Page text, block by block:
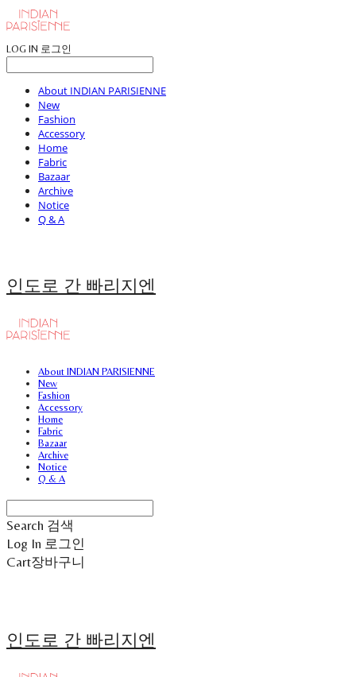
LOG IN 로그인
About INDIAN PARISIENNE
New
Fashion
Accessory
Home
Fabric
Bazaar
Archive
Notice
Q & A
인도로 간 빠리지엔
About INDIAN PARISIENNE
New
Fashion
Accessory
Home
Fabric
Bazaar
Archive
Notice
Q & A
Search 검색
Log In 로그인
Cart장바구니
인도로 간 빠리지엔